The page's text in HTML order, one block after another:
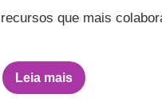
que mais
Leia mais